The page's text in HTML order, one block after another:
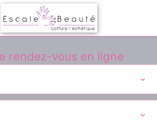
rendez-vous en ligne